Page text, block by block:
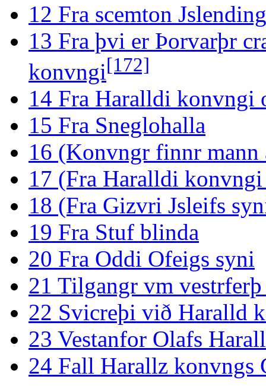
12 Fra scemton
13 Fra þvi er Þorvarþr
konvngi[172]
14 Fra Haralldi konvngi
15 Fra Sneglohalla
16 (Konvngr finnr mann
17 (Fra Haralldi
18 (Fra Gizvri Jsleifs
19 Fra Stuf blinda
20 Fra Oddi Ofeigs syni
21 Tilgangr vm
22 Svicreþi við Haralld
23 Vestanfor Olafs
24 Fall Harallz konvngs